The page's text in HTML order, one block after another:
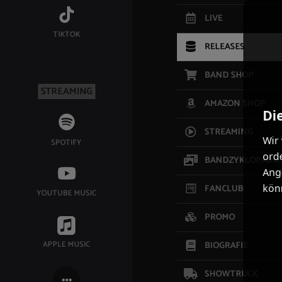
TIKTOK
STREAMING
SPOTIFY
YOUTUBE MUSIC
APPLE MUSIC
LIVE
RELEASES
BAND SHOP
AMAZON SHOP
STREAMING
BANDZYKLOPÄDIE
FANCLUB
PROMO
BIOGRAFIE
SHOWTRUCK
Wir